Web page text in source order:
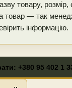
товару, розмір,
товар — так
інформацію.
+380 95 402 1